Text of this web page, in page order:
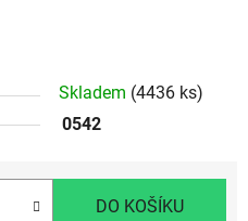
Skladem (4436 ks)
0542
DO KOŠÍKU